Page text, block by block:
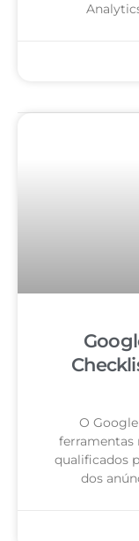
O
ferramentas
qualificados
dos